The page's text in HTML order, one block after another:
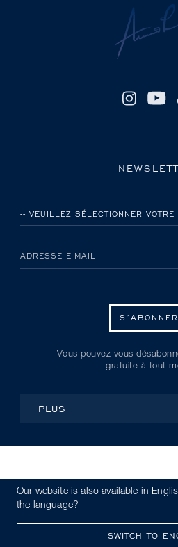
VEUILLEZ SÉLECTIONNER VOTRE
ADRESSE E-MAIL
S’ABONNER
Vous pouvez vous
gratuite à tout
PLUS
© Kryolan
Politique de confidentialité
Our website is also available in
the language?
SWITCH TO